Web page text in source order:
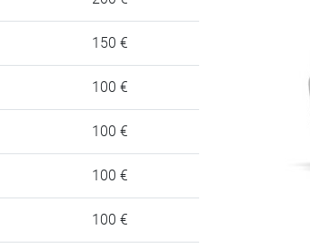
150 €
100 €
100 €
100 €
100 €